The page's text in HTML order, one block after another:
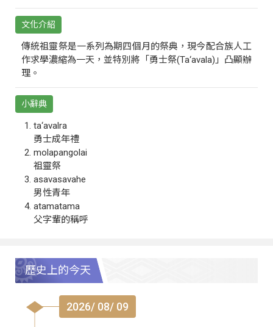
文化介紹
傳統祖靈祭是一系列為期四個月的祭典，現今配合族人工
作求學濃縮為一天，並特別將「勇士祭(Ta‘avala)」凸顯辦
理。
小辭典
ta‘avalra
勇士成年禮
molapangolai
祖靈祭
asavasavahe
男性青年
atamatama
父字輩的稱呼
歷史上的今天
2026/ 08/ 09